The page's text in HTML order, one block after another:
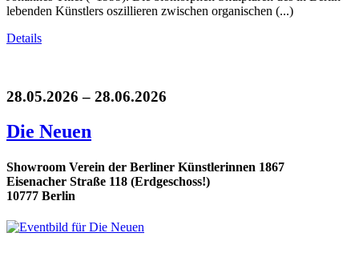
lebenden Künstlers oszillieren zwischen organischen (...)
Details
28.05.2026 – 28.06.2026
Die Neuen
Showroom Verein der Berliner Künstlerinnen 1867
Eisenacher Straße 118 (Erdgeschoss!)
10777 Berlin